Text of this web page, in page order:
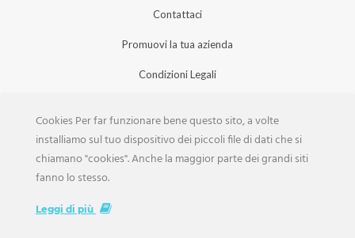
Contattaci
Promuovi la tua azienda
Condizioni Legali
Iscrizione Aziende
Scarica la Rivista
Cookies Per far funzionare bene questo sito, a volte
installiamo sul tuo dispositivo dei piccoli file di dati che si
chiamano "cookies". Anche la maggior parte dei grandi siti
fanno lo stesso.
Leggi di più